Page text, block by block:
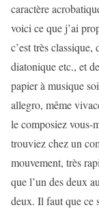
caractère
voici ce que j’ai
c’est très classique,
diatonique etc., et
papier à musique
allegro, même
le composiez vous-
trouviez chez un
mouvement, très
que l’un des deux
deux. Il faut que ce